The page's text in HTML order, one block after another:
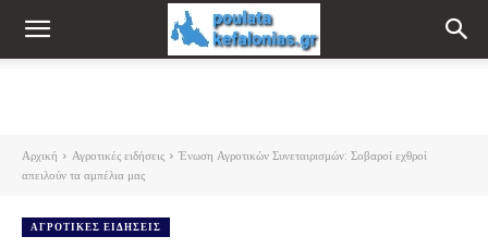
Αρχική Αγροτικές ειδήσεις
Ένωση Αγροτικών Συνεταιρισμών: Σοβαροί εχθροί
απειλούν τα αμπέλια μας
ΑΓΡΟΤΙΚΈΣ ΕΙΔΉΣΕΙΣ